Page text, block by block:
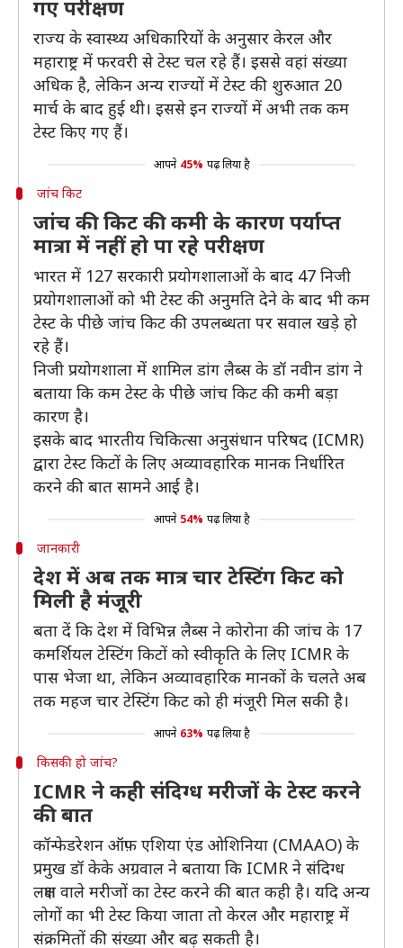
गए परीक्षण
राज्य के स्वास्थ्य अधिकारियों के अनुसार केरल और
महाराष्ट्र में फरवरी से टेस्ट चल रहे हैं। इससे वहां संख्या
अधिक है, लेकिन अन्य राज्यों में टेस्ट की शुरुआत 20
मार्च के बाद हुई थी। इससे इन राज्यों में अभी तक कम
टेस्ट किए गए हैं।
आपने 45% पढ़ लिया है
जांच किट
जांच की किट की कमी के कारण पर्याप्त
मात्रा में नहीं हो पा रहे परीक्षण
भारत में 127 सरकारी प्रयोगशालाओं के बाद 47 निजी
प्रयोगशालाओं को भी टेस्ट की अनुमति देने के बाद भी कम
टेस्ट के पीछे जांच किट की उपलब्धता पर सवाल खड़े हो
रहे हैं।
निजी प्रयोगशाला में शामिल डांग लैब्स के डॉ नवीन डांग ने
बताया कि कम टेस्ट के पीछे जांच किट की कमी बड़ा
कारण है।
इसके बाद भारतीय चिकित्सा अनुसंधान परिषद (ICMR)
द्वारा टेस्ट किटों के लिए अव्यावहारिक मानक निर्धारित
करने की बात सामने आई है।
आपने 54% पढ़ लिया है
जानकारी
देश में अब तक मात्र चार टेस्टिंग किट को
मिली है मंजूरी
बता दें कि देश में विभिन्न लैब्स ने कोरोना की जांच के 17
कमर्शियल टेस्टिंग किटों को स्वीकृति के लिए ICMR के
पास भेजा था, लेकिन अव्यावहारिक मानकों के चलते अब
तक महज चार टेस्टिंग किट को ही मंजूरी मिल सकी है।
आपने 63% पढ़ लिया है
किसकी हो जांच?
ICMR ने कही संदिग्ध मरीजों के टेस्ट करने
की बात
कॉन्फेडरेशन ऑफ़ एशिया एंड ओशिनिया (CMAAO) के
प्रमुख डॉ केके अग्रवाल ने बताया कि ICMR ने संदिग्ध
लक्षण वाले मरीजों का टेस्ट करने की बात कही है। यदि अन्य
लोगों का भी टेस्ट किया जाता तो केरल और महाराष्ट्र में
संक्रमितों की संख्या और बढ़ सकती है।